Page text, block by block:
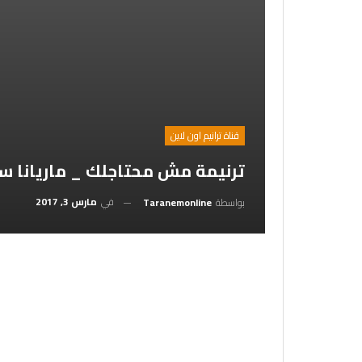
قناة ترانيم اون لاين
ترنيمة مش محتاجلك _
بواسطة Taranemonline في مارس 3, 2017